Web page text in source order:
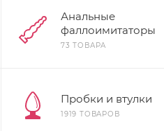
Анальные
фаллоимитаторы
73 ТОВАРА
Пробки и втулки
1919 ТОВАРОВ